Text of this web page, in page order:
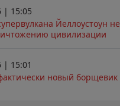
| 15:05
Йеллоустоун не
цивилизации
| 15:01
новый борщевик